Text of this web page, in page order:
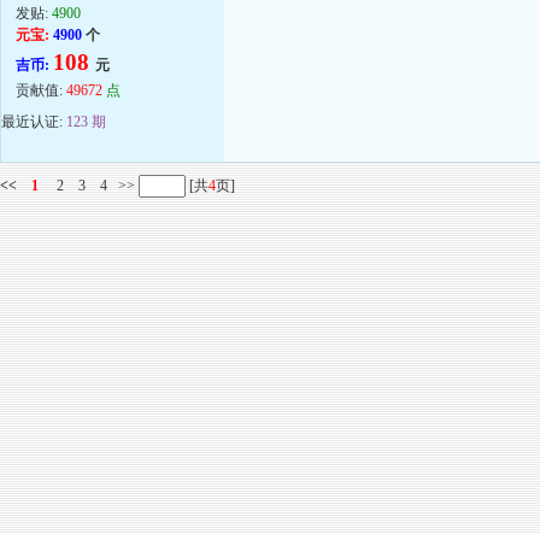
发贴: 4900
元宝: 4900 个
吉币: 108 元
贡献值: 49672 点
最近认证: 123 期
<< 1 2 3 4 >> [共4页]